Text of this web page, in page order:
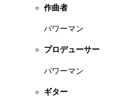
作曲者
パワーマン
プロデューサー
パワーマン
ギター